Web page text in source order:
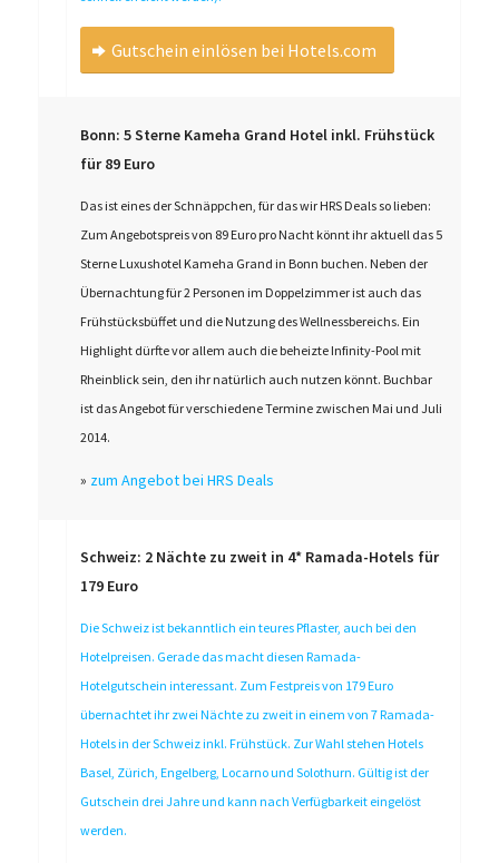
Gutschein einlösen bei Hotels.com
Bonn: 5 Sterne Kameha Grand Hotel inkl. Frühstück
für 89 Euro
Das ist eines der Schnäppchen, für das wir HRS Deals so lieben:
Zum Angebotspreis von 89 Euro pro Nacht könnt ihr aktuell das 5
Sterne Luxushotel Kameha Grand in Bonn buchen. Neben der
Übernachtung für 2 Personen im Doppelzimmer ist auch das
Frühstücksbüffet und die Nutzung des Wellnessbereichs. Ein
Highlight dürfte vor allem auch die beheizte Infinity-Pool mit
Rheinblick sein, den ihr natürlich auch nutzen könnt. Buchbar
ist das Angebot für verschiedene Termine zwischen Mai und Juli
2014.
» zum Angebot bei HRS Deals
Schweiz: 2 Nächte zu zweit in 4* Ramada-Hotels für
179 Euro
Die Schweiz ist bekanntlich ein teures Pflaster, auch bei den
Hotelpreisen. Gerade das macht diesen Ramada-
Hotelgutschein interessant. Zum Festpreis von 179 Euro
übernachtet ihr zwei Nächte zu zweit in einem von 7 Ramada-
Hotels in der Schweiz inkl. Frühstück. Zur Wahl stehen Hotels
Basel, Zürich, Engelberg, Locarno und Solothurn. Gültig ist der
Gutschein drei Jahre und kann nach Verfügbarkeit eingelöst
werden.